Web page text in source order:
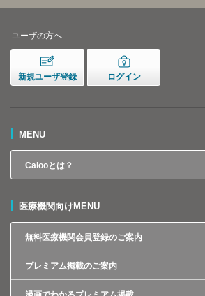
ユーザの方へ
新規ユーザ登録 ログイン
MENU
Calooとは？
医療機関向けMENU
無料医療機関会員登録のご案内
プレミアム掲載のご案内